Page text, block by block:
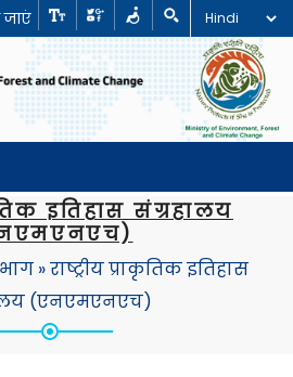
जाएं
इतिहास संग्रहालय
»राष्ट्रीय प्राकृतिक इतिहास
(एनएमएनएच)